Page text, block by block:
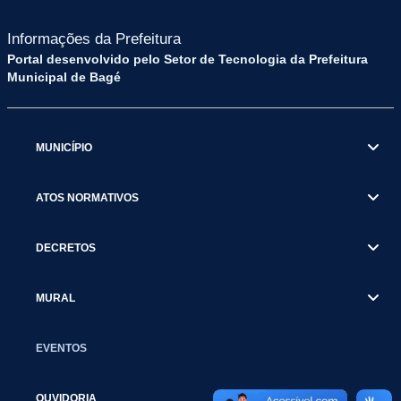
Informações da Prefeitura
Portal desenvolvido pelo Setor de Tecnologia da Prefeitura
Municipal de Bagé
MUNICÍPIO
ATOS NORMATIVOS
DECRETOS
MURAL
EVENTOS
OUVIDORIA